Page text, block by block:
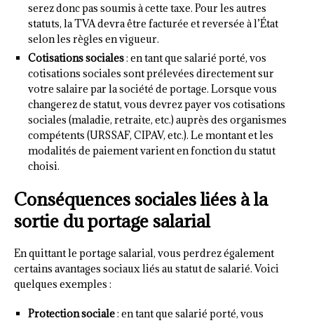
serez donc pas soumis à cette taxe. Pour les autres
statuts, la TVA devra être facturée et reversée à l’État
selon les règles en vigueur.
Cotisations sociales: en tant que salarié porté, vos
cotisations sociales sont prélevées directement sur
votre salaire par la société de portage. Lorsque vous
changerez de statut, vous devrez payer vos cotisations
sociales (maladie, retraite, etc.) auprès des organismes
compétents (URSSAF, CIPAV, etc.). Le montant et les
modalités de paiement varient en fonction du statut
choisi.
Conséquences sociales liées à la
sortie du portage salarial
En quittant le portage salarial, vous perdrez également
certains avantages sociaux liés au statut de salarié. Voici
quelques exemples :
Protection sociale: en tant que salarié porté, vous